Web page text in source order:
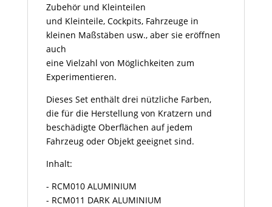
Zubehör und Kleinteilen
und Kleinteile, Cockpits, Fahrzeuge in
kleinen Maßstäben usw., aber sie eröffnen
auch
eine Vielzahl von Möglichkeiten zum
Experimentieren.
Dieses Set enthält drei nützliche Farben,
die für die Herstellung von Kratzern und
beschädigte Oberflächen auf jedem
Fahrzeug oder Objekt geeignet sind.
Inhalt:
- RCM010 ALUMINIUM
- RCM011 DARK ALUMINIUM